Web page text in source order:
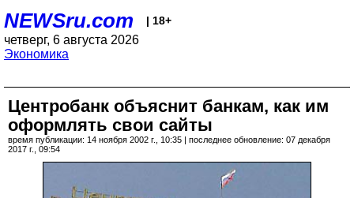
NEWSru.com | 18+
четверг, 6 августа 2026
Экономика
Центробанк объяснит банкам, как им
оформлять свои сайты
время публикации: 14 ноября 2002 г., 10:35 | последнее обновление: 07 декабря
2017 г., 09:54